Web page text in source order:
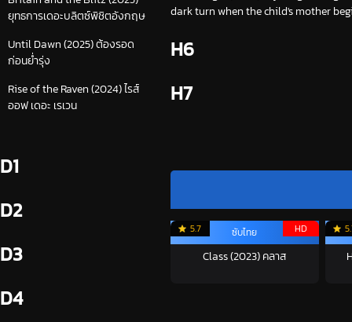
ยุทธการเดอะบลิตซ์พิชิตอังกฤษ
Until Dawn (2025) ต้องรอด
ก่อนย่ำรุ่ง
Rise of the Raven (2024) ไรส์
ออฟ เดอะ เรเวน
D1
D2
D3
D4
dark turn when the child's mother
H6
H7
5.7 HD
ซับไทย
Class (2023) คลาส